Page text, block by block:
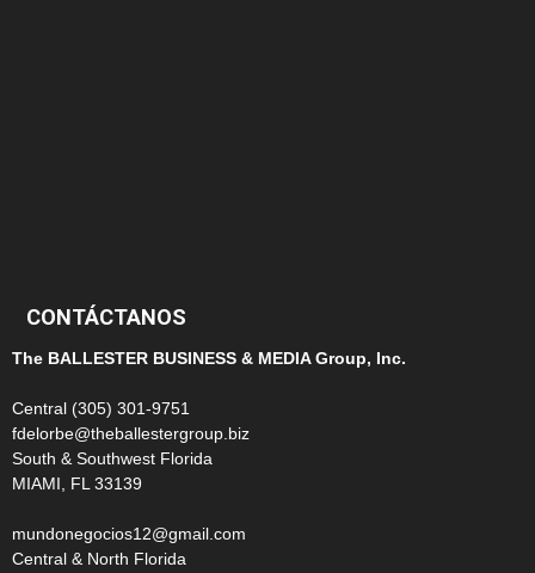
CONTÁCTANOS
The BALLESTER BUSINESS & MEDIA Group, Inc.
Central (305) 301-9751
fdelorbe@theballestergroup.biz
South & Southwest Florida
MIAMI, FL 33139
mundonegocios12@gmail.com
Central & North Florida